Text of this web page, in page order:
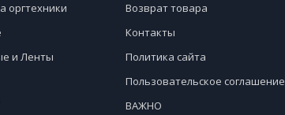
оргтехники
и Ленты
Возврат товара
Контакты
Политика сайта
Пользовательское соглашение
ВАЖНО